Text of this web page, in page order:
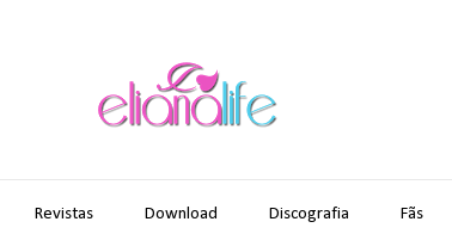
Revistas Download Discografia Fãs